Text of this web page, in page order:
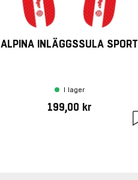
ALPINA INLÄGGSSULA SPORT
I lager
199,00 kr